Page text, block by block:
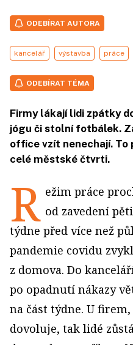
ODEBÍRAT AUTORA
kancelář výstavba práce
ODEBÍRAT TÉMA
Firmy lákají lidi zpátky
jógu či stolní fotbálek.
office vzít nenechají. To
celé městské čtvrti.
R ežim práce
od zavedení
týdne před více než
pandemie covidu
z domova. Do
po opadnutí nákazy
na část týdne. U
dovoluje, tak lidé